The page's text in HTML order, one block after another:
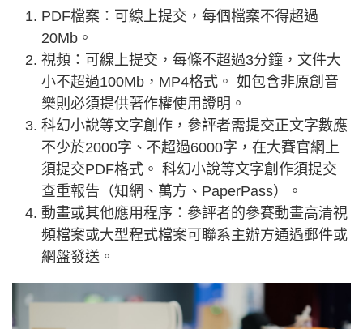
PDF檔案：可線上提交，每個檔案不得超過
20Mb。
視頻：可線上提交，每條不超過3分鐘，文件大
小不超過100Mb，MP4格式。 如包含非原創音
樂則必須提供著作權使用證明。
科幻小說等文字創作，參評者需提交正文字數應
不少於2000字、不超過6000字，在大賽官網上
須提交PDF格式。 科幻小說等文字創作須提交
查重報告（知網、萬方、PaperPass）。
動畫或其他應用程序：參評者的參賽動畫高清視
頻檔案或大型程式檔案可聯系主辦方通過郵件或
網盤發送。